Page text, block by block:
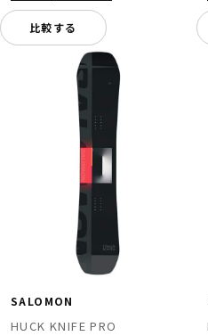
比較する
SALOMON
HUCK KNIFE PRO